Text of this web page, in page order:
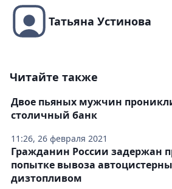
Татьяна Устинова
Читайте также
11:26, 26 февраля 2021
Двое пьяных мужчин
столичный банк
Гражданин России задержан
попытке вывоза
дизтопливом